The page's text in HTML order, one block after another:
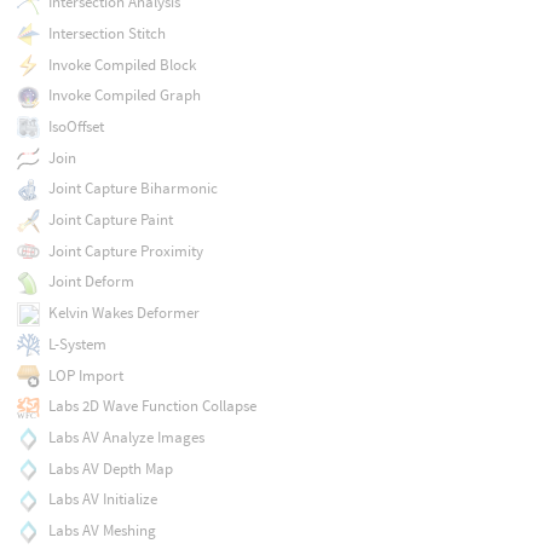
Intersection Stitch
Invoke Compiled Block
Invoke Compiled Graph
IsoOffset
Join
Joint Capture Biharmonic
Joint Capture Paint
Joint Capture Proximity
Joint Deform
Kelvin Wakes Deformer
L-System
LOP Import
Labs 2D Wave Function Collapse
Labs AV Analyze Images
Labs AV Depth Map
Labs AV Initialize
Labs AV Meshing